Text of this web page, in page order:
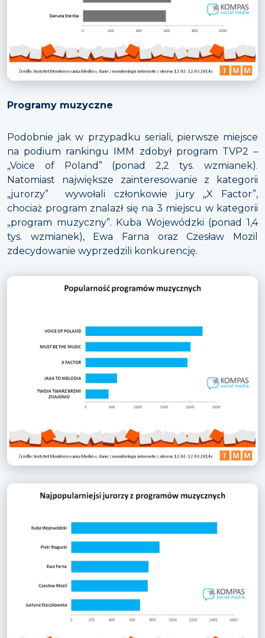
Programy muzyczne
Podobnie jak w przypadku seriali, pierwsze miejsce
na podium rankingu IMM zdobył program TVP2 –
„Voice of Poland” (ponad 2,2 tys. wzmianek).
Natomiast największe zainteresowanie z kategorii
„jurorzy” wywołali członkowie jury „X Factor”,
chociaż program znalazł się na 3 miejscu w kategorii
„program muzyczny”. Kuba Wojewódzki (ponad 1,4
tys. wzmianek), Ewa Farna oraz Czesław Mozil
zdecydowanie wyprzedzili konkurencję.